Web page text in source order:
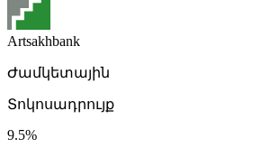
Artsakhbank
Ժամկետային
Տոկոսադրույք
9.5%